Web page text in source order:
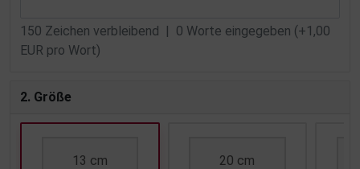
150 Zeichen verbleibend | 0 Worte eingegeben (+1,00
EUR pro Wort)
2. Größe
13 cm 20 cm